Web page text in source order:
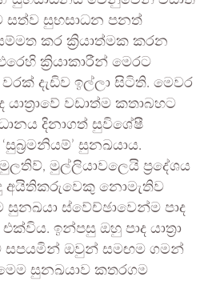
සත්ව සුභසාධන පනත්
කර ක්‍රියාත්මක කරන
ක්‍රියාකාරීන් මෙරට
දැඩිව ඉල්ලා සිටිති. මෙවර
වඩාත්ම කතාබහට
දිනාගත් සුවිශේෂී
සුනඛයාය.
මුලතිව්, මුල්ලියාවලෙයි ප්‍රදේශය
අයිතිකරුවෙකු නොමැතිව
ස්වේච්ඡාවෙන්ම පාද
ඉන්පසු ඔහු පාද යාත්‍රා
සපයමින් ඔවුන් සමඟම ගමන්
සුනඛයාව කතරගම